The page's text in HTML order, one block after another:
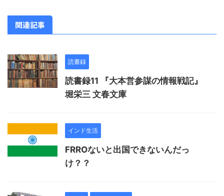
関連記事
読書録
読書録11 『大本営参謀の情報戦記』
堀栄三 文春文庫
インド生活
FRROないと出国できないんだっ
け？？